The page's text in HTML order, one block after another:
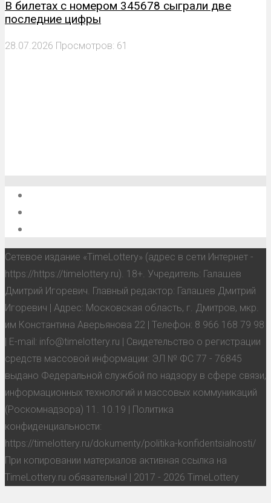
В билетах с номером 345678 сыграли две
последние цифры
28.07.2026 Просмотров: 61
Сетевое издание «TimeLottery» (адрес в сети Интернет -
https://https://timelottery.ru). 18+. Учредитель: Галашев
Дмитрий Игоревич. Главный редактор: Галашев Дмитрий
Игоревич | Адрес: Московская область, г. Дмитров, мкр.
им Константина Аверьянова 22 | Телефон: 8 966 168 79 98
| E-mail: info@timelottery.ru | Свидетельство о регистрации
средств массовой информации: ЭЛ № ФС 77 - 76845
выдано Федеральной службой по надзору в сфере связи,
информационных технологий и массовых коммуникаций
(Роскомнадзора) 11. 10.19 | Политика
конфиденциальности:
https://timelottery.ru/dokumenty/politika-konfidentsialnosti/
При копировании материалов активная ссылка на
TimeLottery.ru обязательна! | 2017 - 2026 TimeLottery